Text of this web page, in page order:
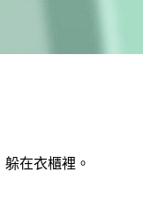
在衣櫃裡。